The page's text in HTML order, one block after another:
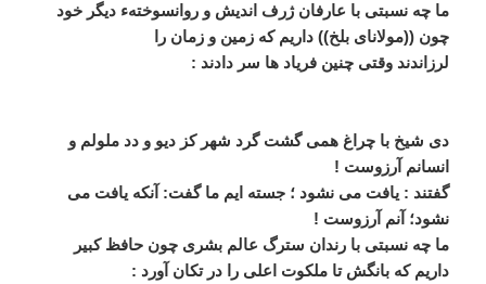
ما چه نسبتی با عارفان ژرف انديش و روانسوختهء ديگر خود
چون ((مولانای بلخ)) داريم که زمين و زمان را
لرزاندند وقتی چنين فرياد ھا سر دادند :
دی شيخ با چراغ ھمی گشت گرد شھر کز ديو و دد ملولم و
انسانم آرزوست !
گفتند : يافت می نشود ؛ جسته ايم ما گفت: آنکه يافت می
نشود؛ آنم آرزوست !
ما چه نسبتی با رندان سترگ عالم بشری چون حافظ کبير
داريم که بانگش تا ملکوت اعلی را در تکان آورد :